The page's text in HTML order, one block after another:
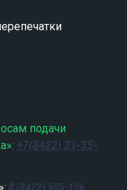
подачи
+7(8422) 21-35-
8 (8422) 505-106